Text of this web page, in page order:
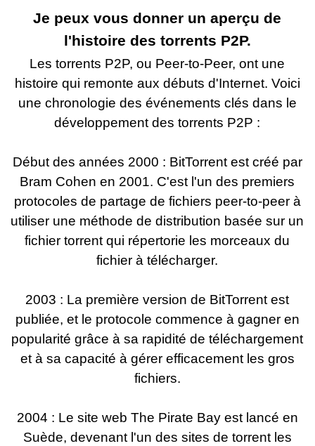
Je peux vous donner un aperçu de
l'histoire des torrents P2P.
Les torrents P2P, ou Peer-to-Peer, ont une
histoire qui remonte aux débuts d'Internet. Voici
une chronologie des événements clés dans le
développement des torrents P2P :
Début des années 2000 : BitTorrent est créé par
Bram Cohen en 2001. C'est l'un des premiers
protocoles de partage de fichiers peer-to-peer à
utiliser une méthode de distribution basée sur un
fichier torrent qui répertorie les morceaux du
fichier à télécharger.
2003 : La première version de BitTorrent est
publiée, et le protocole commence à gagner en
popularité grâce à sa rapidité de téléchargement
et à sa capacité à gérer efficacement les gros
fichiers.
2004 : Le site web The Pirate Bay est lancé en
Suède, devenant l'un des sites de torrent les